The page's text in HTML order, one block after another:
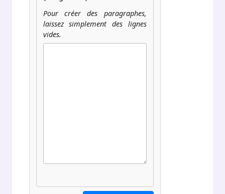
Pour créer des paragraphes,
laissez simplement des lignes
vides.